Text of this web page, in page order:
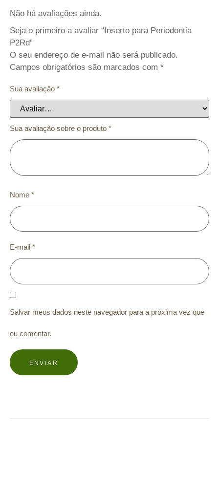
Não há avaliações ainda.
Seja o primeiro a avaliar “Inserto para Periodontia
P2Rd”
O seu endereço de e-mail não será publicado.
Campos obrigatórios são marcados com *
Sua avaliação *
Sua avaliação sobre o produto *
Nome *
E-mail *
Salvar meus dados neste navegador para a próxima vez que
eu comentar.